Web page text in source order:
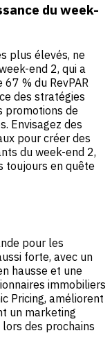
du week-
plus élevés, ne
end 2, qui a
% du RevPAR
des stratégies
promotions de
Envisagez des
pour créer des
du week-end 2,
toujours en quête
pour les
forte, avec un
hausse et une
immobiliers
Pricing, améliorent
un marketing
des prochains